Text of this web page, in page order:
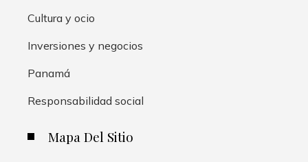
Cultura y ocio
Inversiones y negocios
Panamá
Responsabilidad social
Mapa Del Sitio